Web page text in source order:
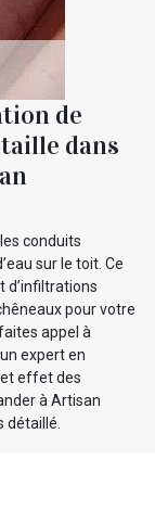
de
dans
conduits
sur le toit. Ce
d’infiltrations
pour votre
appel à
expert en
effet des
à Artisan
détaillé.